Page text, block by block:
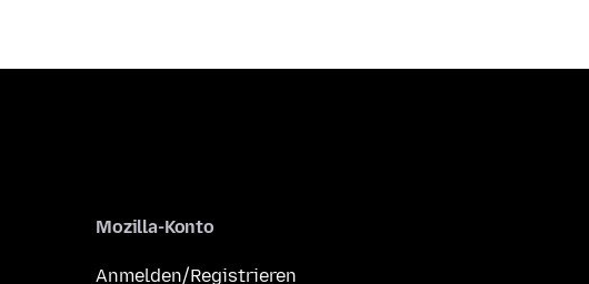
Mozilla-Konto
Anmelden/Registrieren